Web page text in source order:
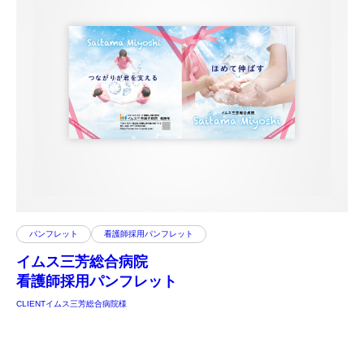
パンフレット 看護師採用パンフレット
イムス三芳総合病院
看護師採用パンフレット
CLIENTイムス三芳総合病院様